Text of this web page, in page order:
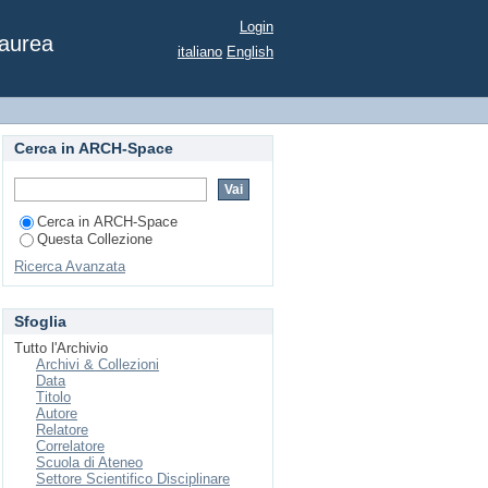
Login
italiano English
Cerca in ARCH-Space
Cerca in ARCH-Space
Questa Collezione
Ricerca Avanzata
Sfoglia
Tutto l'Archivio
Archivi & Collezioni
Data
Titolo
Autore
Relatore
Correlatore
Scuola di Ateneo
Settore Scientifico Disciplinare